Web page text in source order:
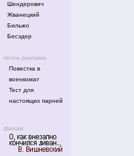
Шендерович
Жванецкий
Бильжо
Бесэдер
почти реклама
Повестка в
военкомат
Тест для
настоящих парней
фанам